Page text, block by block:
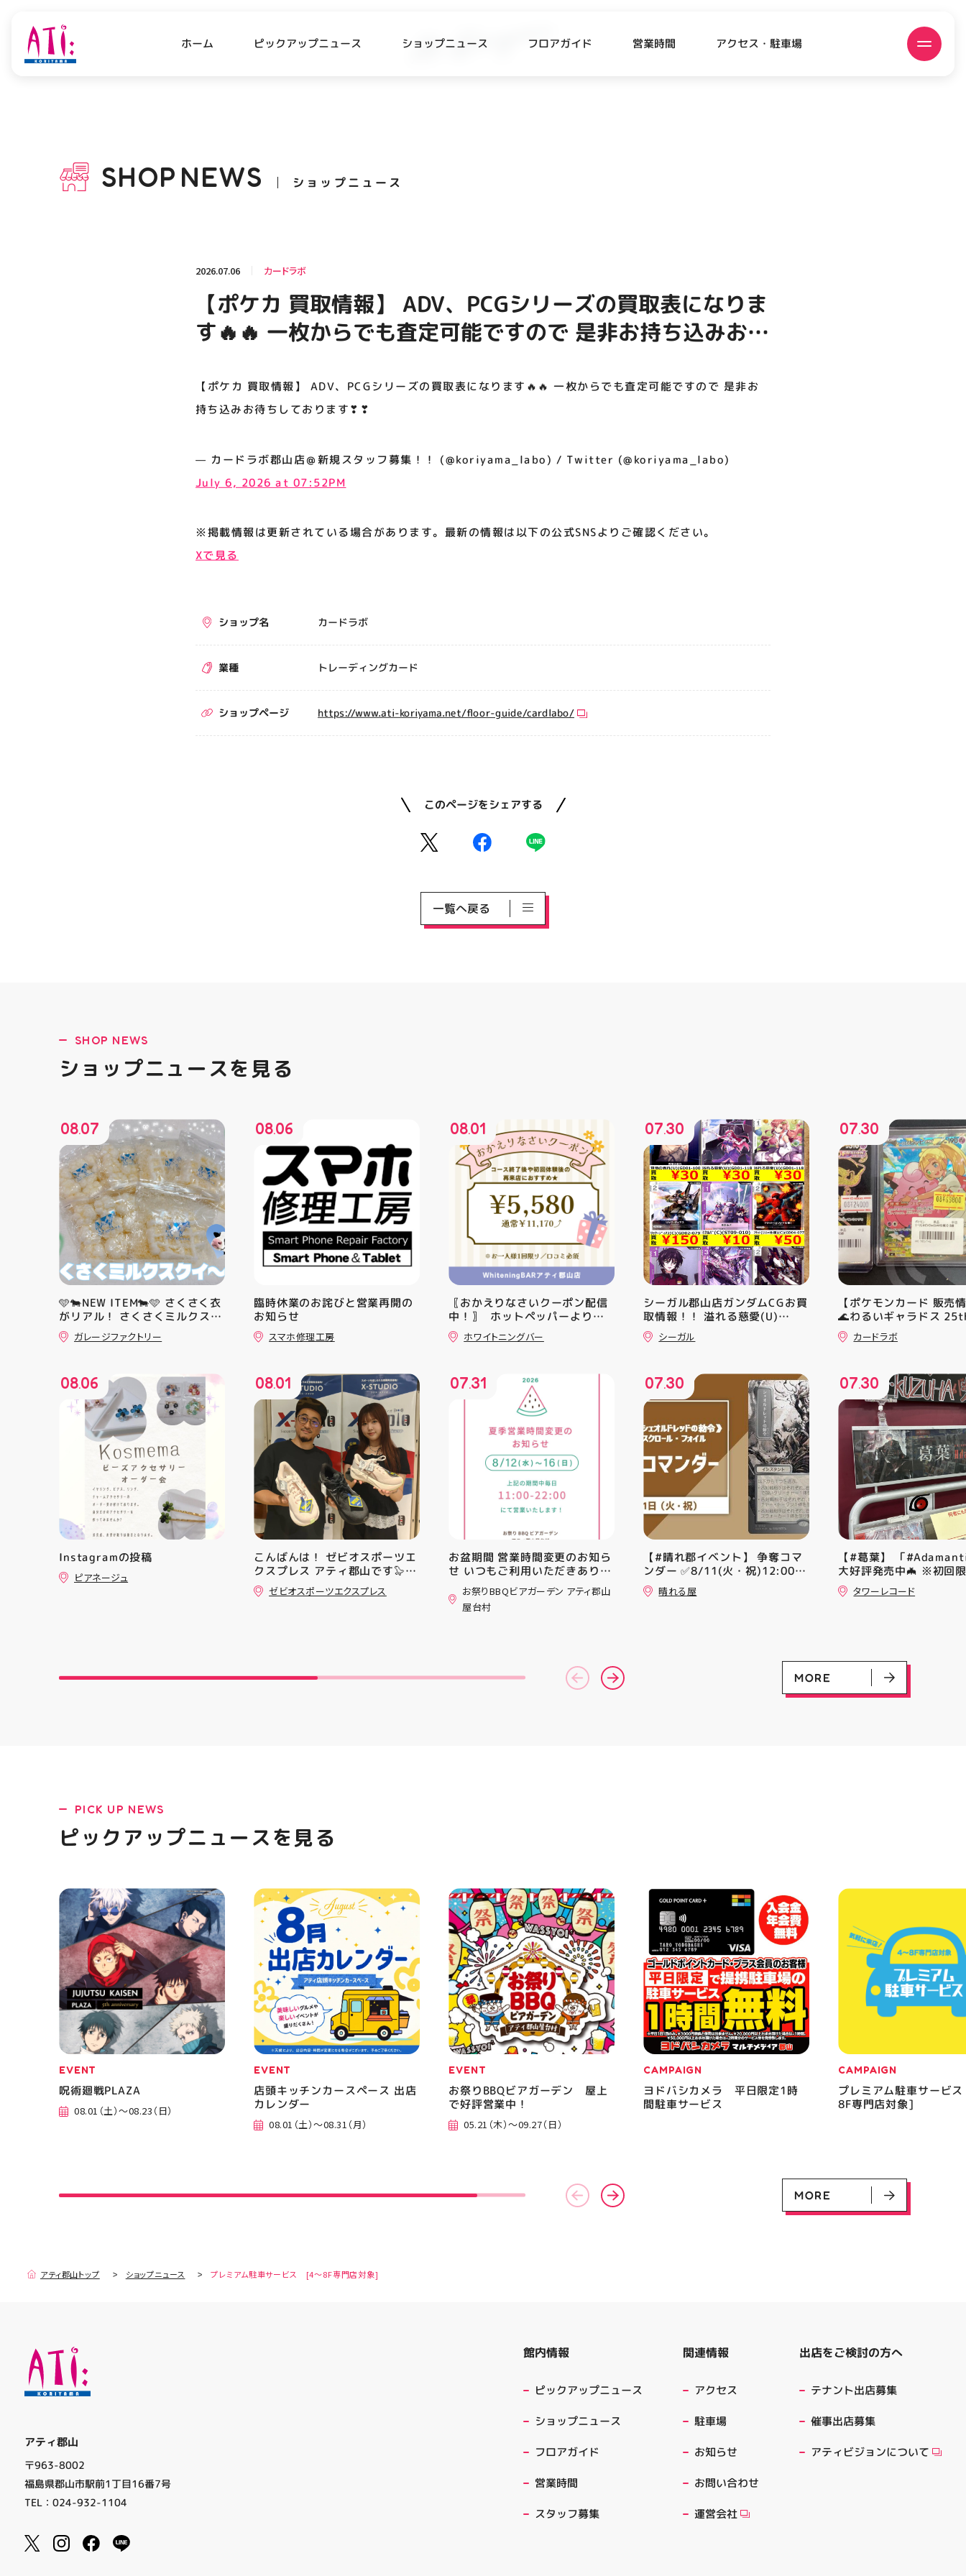
ホーム ピックアップニュース ショップニュース フロアガイド 営業時間 アクセス・駐車場
テナント出店募集
催事出店募集 EVENT
呪術廻戦PLAZA
EVENT
店頭キッチンカースペース 出店
カレンダー
EVENT
お祭りBBQビアガーデン 屋上
で好評営業中！
CAMPAIGN
ヨドバシカメラ 平日限定1時
間駐車サービス
CAMPAIGN
プレミアム駐車サービス [4～
8F専門店対象]
SHOP NEWS ショップニュース
2026.07.06 カードラボ
【ポケカ 買取情報】 ADV、PCGシリーズの買取表になりま
す🔥🔥 一枚からでも査定可能ですので 是非お持ち込みお待
【ポケカ 買取情報】 ADV、PCGシリーズの買取表になります🔥🔥 一枚からでも査定可能ですので 是非お
持ち込みお待ちしております❣❣
— カードラボ郡山店＠新規スタッフ募集！！ (@koriyama_labo) / Twitter (@koriyama_labo)
July 6, 2026 at 07:52PM
※掲載情報は更新されている場合があります。最新の情報は以下の公式SNSよりご確認ください。
Xで見る
ショップ名 カードラボ
業種 トレーディングカード
ショップページ https://www.ati-koriyama.net/floor-guide/cardlabo/
このページをシェアする
一覧へ戻る
SHOP NEWS
ショップニュースを見る
08.07
🩵🐄NEW ITEM🐄🩵 さくさく衣
がリアル！ さくさくミルクスク
イーズ入荷！ クセになる感触で
すよ 他にもスクイーズ大量入荷
イーズ #アティ郡山 #福島県 #
郡山駅前 #郡山市
ガレージファクトリー
08.06
Instagramの投稿
ピアネージュ
08.06
臨時休業のお詫びと営業再開の
お知らせ
スマホ修理工房
08.01
こんばんは！ ゼビオスポーツエ
クスプレス アティ郡山です🦭
・ ★本日のラジオ★は アシッ
クスからランニングシューズ
☆ASICSGRIPを前足部に追加
ニングシューズの最新作になり
ます！ ・ 気になる方は是非、
でお待ちしております
(⁠◍⁠•⁠ᴗ⁠•⁠◍⁠)⁠ ・ #ゼビオ #アティ
郡山 #福島美少女図鑑 #照山楓
香 #ASICS
ゼビオスポーツエクスプレス
08.01
〖おかえりなさいクーポン配信
中！〗 ⁡ ホットペッパーより通
常￥11,170······▸ ￥5️⃣,5️⃣8️⃣0️⃣
のお得なクーポン配信中です★ ⁡
の再来店におすすめです🦷 ⁡ ⁡ お
一人様1回限りのクーポンにな
りますので、是非お試し下さい ⁡
ご予約、ご来店お待ちしており
ます️ #ホワイトニンク #ホワイ
トニングキャンペーン
#whitening #歯が白い #歯の
ホワイトニングバー
07.31
お盆期間 営業時間変更のお知ら
せ いつもご利用いただきありが
とうございます！ 8月12日
(水)〜8月16日(日) は、 営業時
間を変更して営業いたします
事やご友人との集まり、夏休み
のお出かけにもぴったり！ 屋台
グルメとBBQを一緒に楽しめる
ぶらBBQ #お盆 #夏休み #郡山
ランチ #郡山ディナー #家族で
おでかけ #夏の思い出 #BBQ
お祭りBBQビアガーデン アティ郡山
屋台村
07.30
シーガル郡山店ガンダムCGお買
取情報！！ 溢れる慈愛(U)
(GD01-118) ￥30 覚悟の表れ
(U)(GD01-100) ￥30 ﾌﾗｯﾄ(ﾐﾘ
シーガル
07.30
【#晴れ郡イベント】 争奪コマ
ンダー ✅8/11(火・祝)12:00~
⚔️イベント構成⚔️ スイスドロー
+決勝ラウンド 🏆賞品一覧🏆
晴れる屋
07.30
【ポケモンカード 販売
🌊わるいギャラドス
ーリエのピッピex 🔮ミ
vmax UR 入荷いたしま
カードラボ
07.30
【#葛葉】 「
大好評発売中🦇 ※初回
A、Bは店頭分在庫切れ
す🙇‍♀️ 発売を記念したコ
▼お取置きはこちらから
タワーレコード
MORE
PICK UP NEWS
ピックアップニュースを見る
EVENT
呪術廻戦PLAZA
08.01（土）～08.23（日）
EVENT
店頭キッチンカースペース 出店
カレンダー
08.01（土）～08.31（月）
EVENT
お祭りBBQビアガーデン 屋上
で好評営業中！
05.21（木）～09.27（日）
CAMPAIGN
ヨドバシカメラ 平日限定1時
間駐車サービス
CAMPAIGN
プレミアム駐車サービ
8F専門店対象]
MORE
アティ郡山トップ ショップニュース プレミアム駐車サービス [4～8F専門店対象]
アティ郡山
〒963-8002
福島県郡山市駅前1丁目16番7号
TEL：024-932-1104
館内情報
ピックアップニュース
ショップニュース
フロアガイド
営業時間
スタッフ募集
関連情報
アクセス
駐車場
お知らせ
お問い合わせ
運営会社
出店をご検討の方へ
テナント出店募集
催事出店募集
アティビジョンについて